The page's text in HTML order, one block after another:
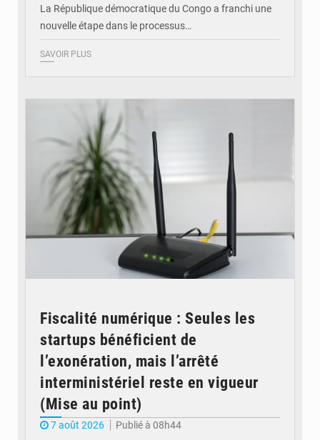
La République démocratique du Congo a franchi une
nouvelle étape dans le processus…
SAVOIR PLUS
Fiscalité numérique : Seules les
startups bénéficient de
l’exonération, mais l’arrêté
interministériel reste en vigueur
(Mise au point)
7 août 2026
Publié à 08h44